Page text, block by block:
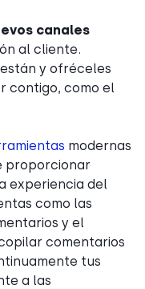
canales
al cliente.
y ofréceles
contigo, como el
modernas
proporcionar
experiencia del
como las
y el
comentarios
tus
a las